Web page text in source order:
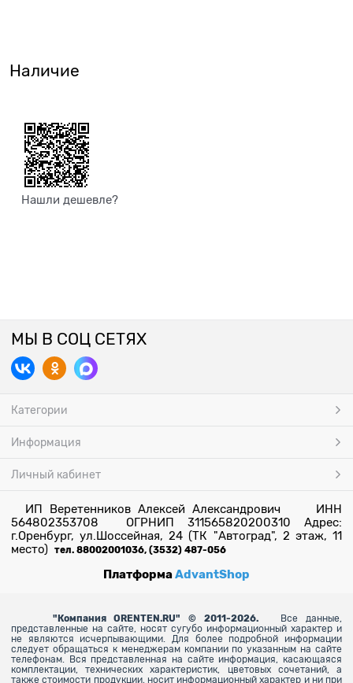
Наличие
Нашли дешевле?
МЫ В СОЦ СЕТЯХ
Категории
Информация
Личный кабинет
ИП Веретенников Алексей Александрович ИНН
564802353708 ОГРНИП 311565820200310 Адрес:
г.Оренбург, ул.Шоссейная, 24 (ТК "Автоград", 2 этаж, 11
место) тел. 88002001036, (3532) 487-056
ПлатформаAdvantShop
" Компания ORENTEN.RU" © 2011-2026.
Все данные,
представленные на сайте, носят сугубо информационный характер и
не являются исчерпывающими. Для более подробной информации
следует обращаться к менеджерам компании по указанным на сайте
телефонам. Вся представленная на сайте информация, касающаяся
комплектации, технических характеристик, цветовых сочетаний, а
также стоимости продукции, носит информационный характер и ни при